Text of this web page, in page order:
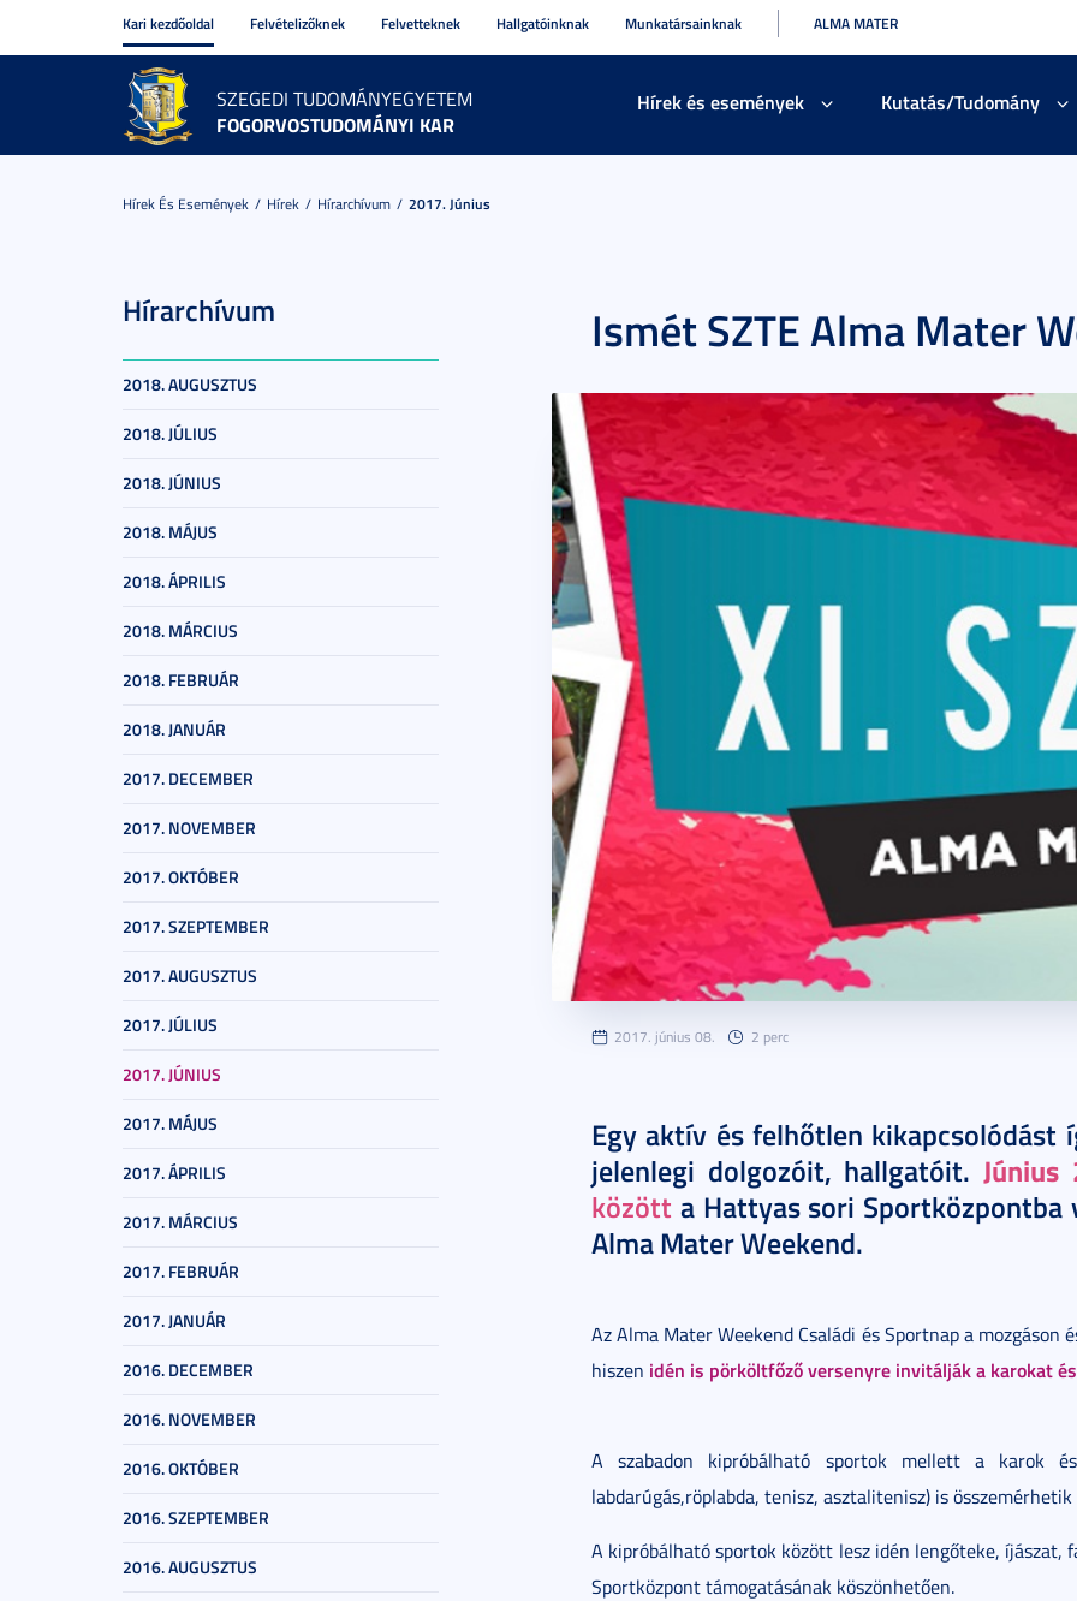
Kari kezdőoldal Felvételizőknek Felvetteknek Hallgatóinknak Munkatársainknak ALMA MATER
SZEGEDI TUDOMÁNYEGYETEM
FOGORVOSTUDOMÁNYI KAR
Hírek és események Kutatás/Tudomány
Hírek És Események Hírek Hírarchívum 2017. Június
Hírarchívum
2018. AUGUSZTUS
2018. JÚLIUS
2018. JÚNIUS
2018. MÁJUS
2018. ÁPRILIS
2018. MÁRCIUS
2018. FEBRUÁR
2018. JANUÁR
2017. DECEMBER
2017. NOVEMBER
2017. OKTÓBER
2017. SZEPTEMBER
2017. AUGUSZTUS
2017. JÚLIUS
2017. JÚNIUS
2017. MÁJUS
2017. ÁPRILIS
2017. MÁRCIUS
2017. FEBRUÁR
2017. JANUÁR
2016. DECEMBER
2016. NOVEMBER
2016. OKTÓBER
2016. SZEPTEMBER
2016. AUGUSZTUS
Ismét SZTE Alma Mater
2017. június 08. 2 perc
Egy aktív és felhőtlen kikapcsolódást
jelenlegi dolgozóit, hallgatóit. Június
között a Hattyas sori Sportközpontba
Alma Mater Weekend.
Az Alma Mater Weekend Családi és Sportnap a
hiszen idén is pörköltfőző versenyre invitálják a karokat
A szabadon kipróbálható sportok mellett a karok
labdarúgás,röplabda, tenisz, asztalitenisz) is
A kipróbálható sportok között lesz idén lengőteke, íjászat,
Sportközpont támogatásának köszönhetően.